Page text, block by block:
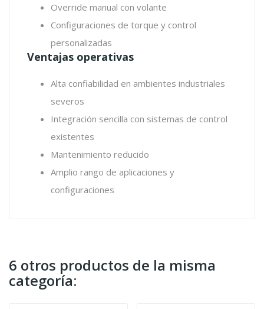
Override manual con volante
Configuraciones de torque y control
personalizadas
Ventajas operativas
Alta confiabilidad en ambientes industriales
severos
Integración sencilla con sistemas de control
existentes
Mantenimiento reducido
Amplio rango de aplicaciones y
configuraciones
6 otros productos de la misma
categoría: